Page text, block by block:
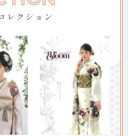
レクション